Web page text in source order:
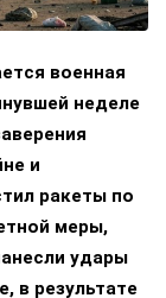
военная
неделе
и
ракеты по
меры,
удары
в результате